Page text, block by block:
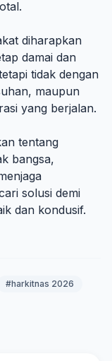
diharapkan
damai dan
tidak dengan
maupun
yang berjalan.
tentang
bangsa,
solusi demi
dan kondusif.
#harkitnas 2026